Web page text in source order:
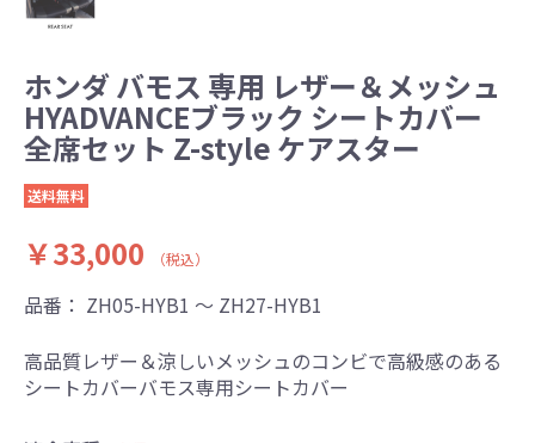
ホンダ バモス 専用 レザー＆メッシュ
HYADVANCEブラック シートカバー
全席セット Z-style ケアスター
送料無料
￥33,000 （税込）
品番： ZH05-HYB1 ～ ZH27-HYB1
高品質レザー＆涼しいメッシュのコンビで高級感のある
シートカバーバモス専用シートカバー